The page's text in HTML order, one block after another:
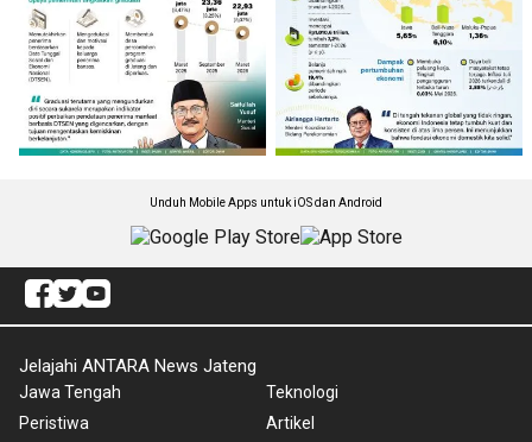
Unduh Mobile Apps untuk iOS dan Android
Jelajahi ANTARA News Jateng
Jawa Tengah
Peristiwa
Teknologi
Artikel